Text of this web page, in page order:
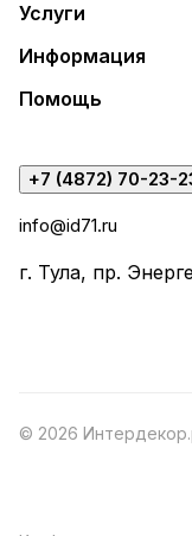
Услуги
Информация
Помощь
+7 (4872) 70-23-
info@id71.ru
г. Тула, пр.
© 2026